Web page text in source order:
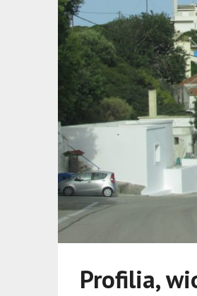
Profilia,